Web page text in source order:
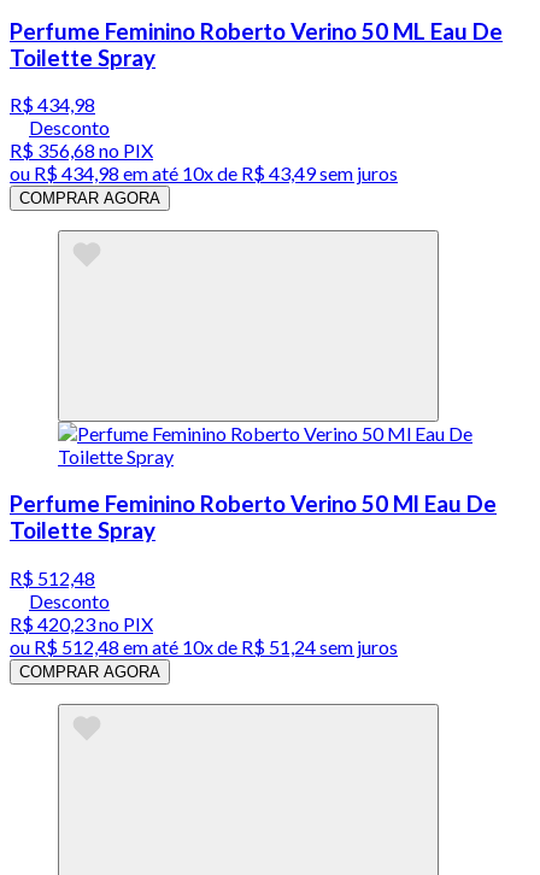
Perfume Feminino Roberto Verino 50 ML Eau De
Toilette Spray
R$ 434,98
Desconto
R$ 356,68 no PIX
ou R$ 434,98 em até 10x de R$ 43,49 sem juros
COMPRAR AGORA
Perfume Feminino Roberto Verino 50 Ml Eau De
Toilette Spray
R$ 512,48
Desconto
R$ 420,23no PIX
ou R$ 512,48 em até 10x de R$ 51,24 sem juros
COMPRAR AGORA